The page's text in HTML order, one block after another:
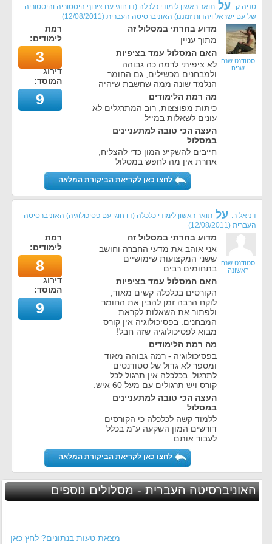
טניה ק. על תואר ראשון לימודי כלכלה (דו חוגי עם צירוף היסטוריה והיסטוריה
של עם ישראל ויהדות זמננו) האוניברסיטה העברית (
12/08/2011
)
סטודנט שנה
שניה
מדוע בחרתי במסלול זה
מתוך עניין
האם המסלול עמד בציפיות
לא ציפיתי לרמה כה גבוהה
ולמבחנים מכשילים, גם החומר
הנלמד שונה ממה שחשבת שיהיה
מה רמת הלימודים
כיתות מפוצצות, רוב המתרגלים לא
עונים לשאלות במייל
העצה הכי טובה למתעניינים
במסלול
חייבים להשקיע המון כדי להצליח,
אחרת אין מה לחפש במסלול
רמת
לימודים:
3
דירוג
המוסד:
9
לחצו כאן לקריאת הביקורת המלאה
דניאל ר. על תואר ראשון לימודי כלכלה (דו חוגי עם פסיכולוגיה) האוניברסיטה
העברית (
12/08/2011
)
סטודנט שנה
ראשונה
מדוע בחרתי במסלול זה
אני אוהב את מדעי החברה וחושב
ששני המקצועות שימושיים
בתחומים רבים
האם המסלול עמד בציפיות
הקורסים בכלכלה קשים מאוד,
לוקח הרבה זמן להבין את החומר
ולפתור את השאלות לקראת
המבחנים. בפסיכולוגיה אין קורס
מבוא לפסיכולוגיה שזה חבל!
מה רמת הלימודים
בפסיכולוגיה - רמה גבוהה מאוד
ומספר לא גדול של סטודנטים
לתרגול. בכלכלה אין תרגול לכל
קורס ויש תרגולים עם מעל 60 איש.
העצה הכי טובה למתעניינים
במסלול
ללמוד קשה לכלכלה כי הקורסים
דורשים המון השקעה ע"מ בכלל
לעבור אותם.
רמת
לימודים:
8
דירוג
המוסד:
9
לחצו כאן לקריאת הביקורת המלאה
האוניברסיטה העברית - מסלולים נוספים
מצאת טעות בנתונים? לחץ כאן